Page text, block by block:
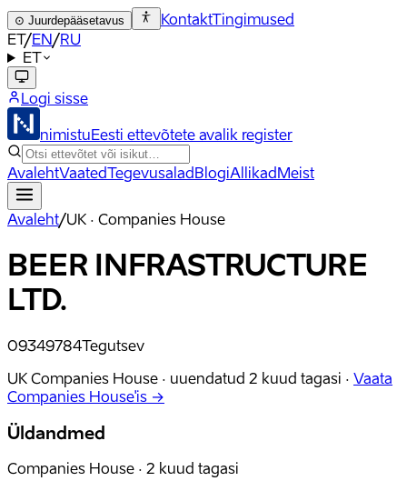
⊙ Juurdepääsetavus KontaktTingimused
ET/EN/RU
ET
Logi sisse
nimistuEesti ettevõtete avalik register
AvalehtVaatedTegevusaladBlogiAllikadMeist
Avaleht/UK · Companies House
BEER INFRASTRUCTURE
LTD.
09349784Tegutsev
UK Companies House · uuendatud 2 kuud tagasi · Vaata
Companies House'is →
Üldandmed
Companies House · 2 kuud tagasi